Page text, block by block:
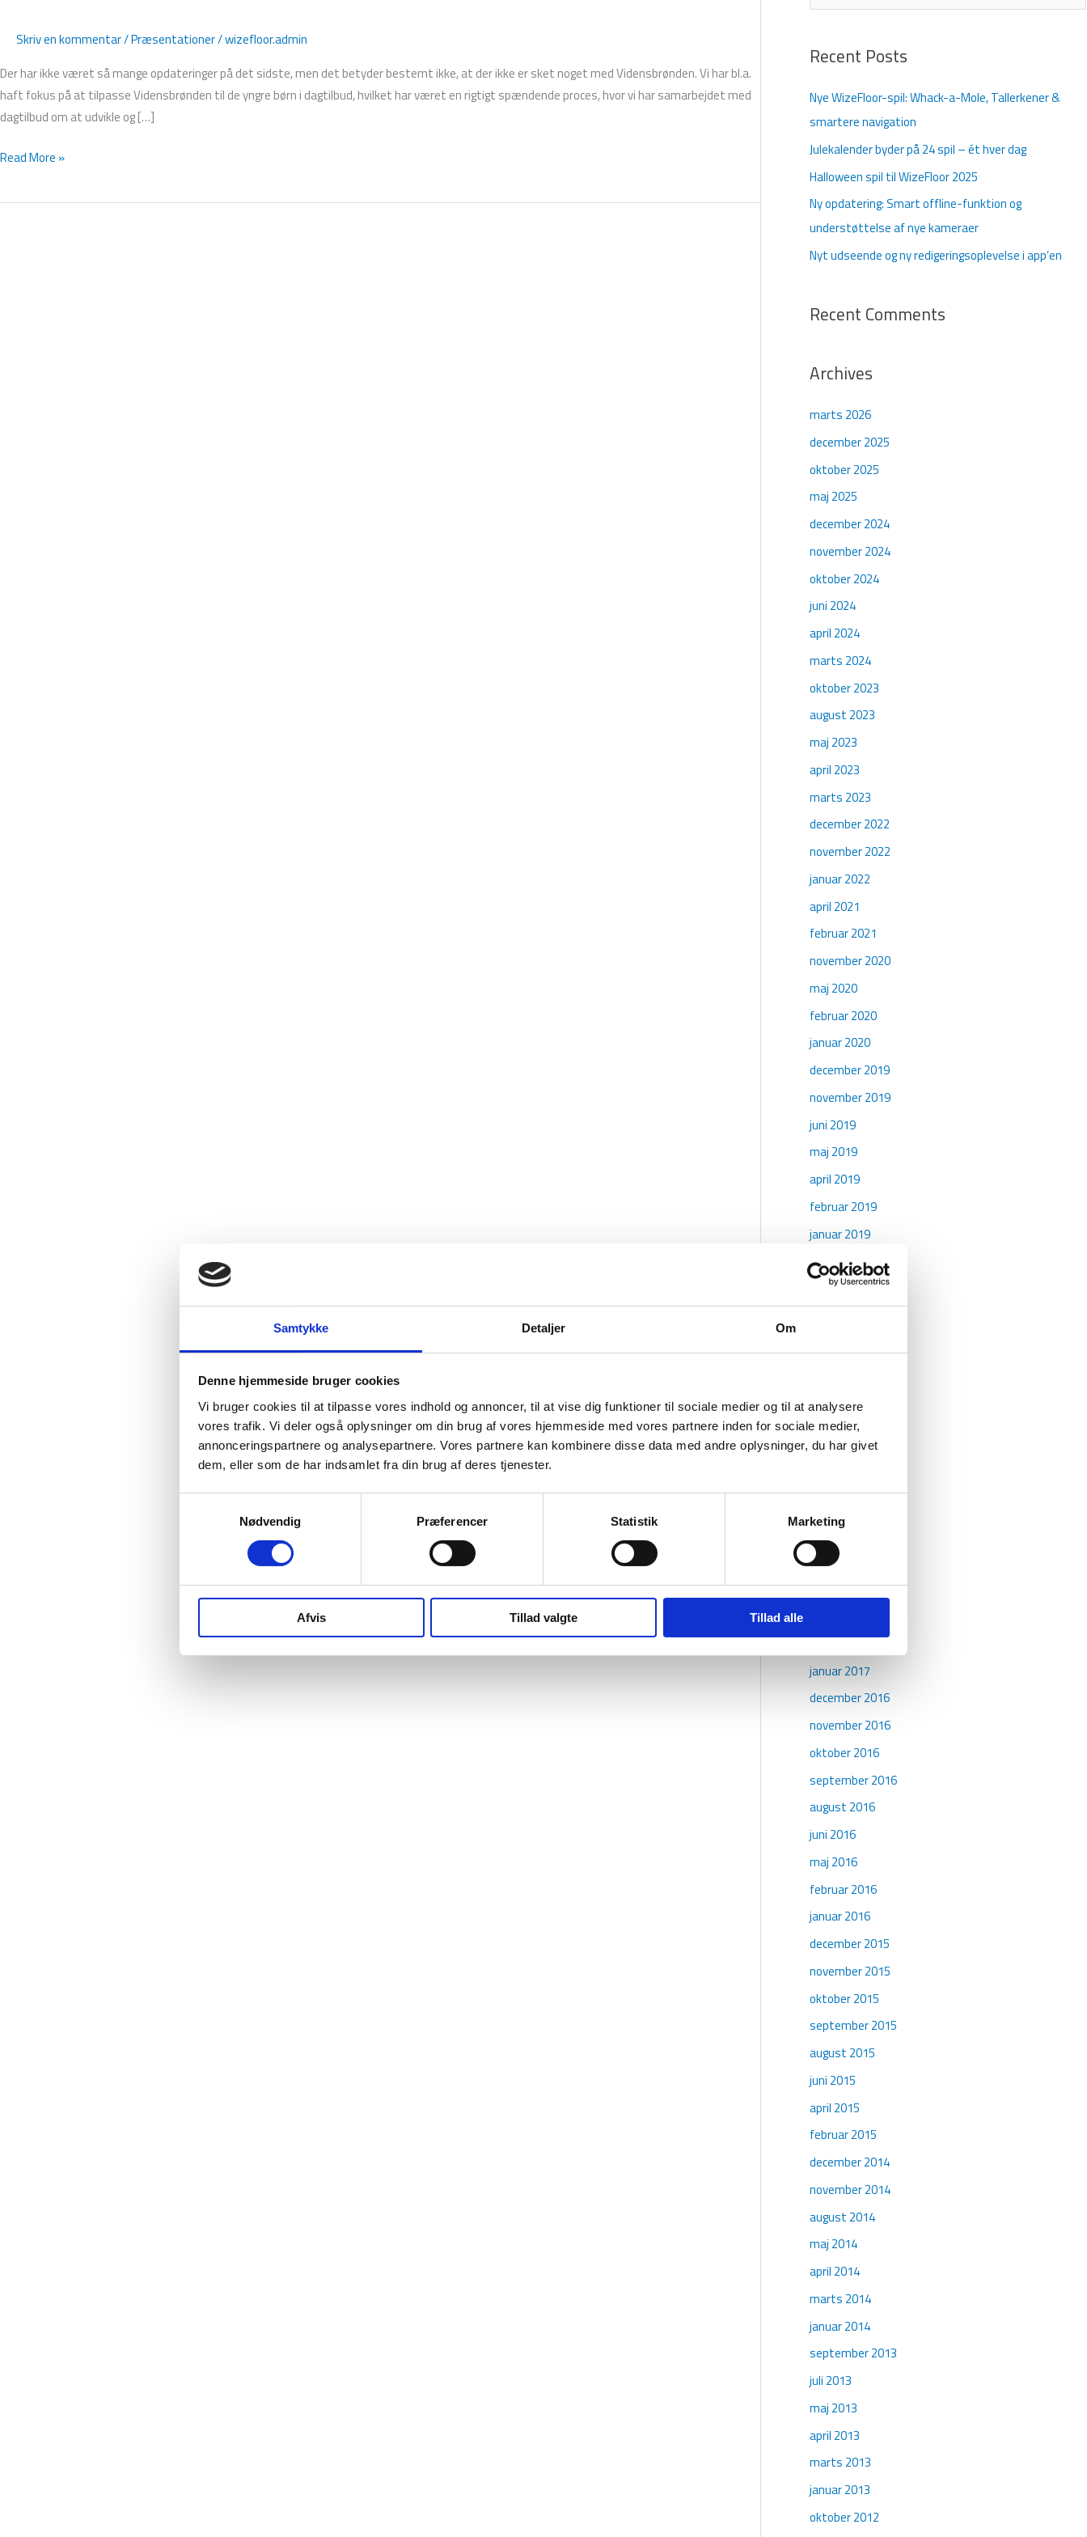
Samtykke Detaljer Om
Denne hjemmeside bruger cookies
Vi bruger cookies til at tilpasse vores indhold og annoncer, til at vise dig funktioner til sociale medier og til at analysere
vores trafik. Vi deler også oplysninger om din brug af vores hjemmeside med vores partnere inden for sociale medier,
annonceringspartnere og analysepartnere. Vores partnere kan kombinere disse data med andre oplysninger, du har givet
dem, eller som de har indsamlet fra din brug af deres tjenester.
Nødvendig
Præferencer Statistik Marketing
Afvis Tillad valgte Tillad alle
Skriv en kommentar/Præsentationer/wizefloor.admin
Der har ikke været så mange opdateringer på det sidste, men det betyder bestemt ikke, at der ikke er sket noget med Vidensbrønden. Vi har bl.a.
haft fokus på at tilpasse Vidensbrønden til de yngre børn i dagtilbud, hvilket har været en rigtigt spændende proces, hvor vi har samarbejdet med
dagtilbud om at udvikle og […]
Read More »
ø
e
f
:
Recent Posts
Nye WizeFloor-spil: Whack-a-Mole, Tallerkener &
smartere navigation
Julekalender byder på 24 spil – ét hver dag
Halloween spil til WizeFloor 2025
Ny opdatering: Smart offline-funktion og
understøttelse af nye kameraer
Nyt udseende og ny redigeringsoplevelse i app’en
Recent Comments
Archives
marts 2026
december 2025
oktober 2025
maj 2025
december 2024
november 2024
oktober 2024
juni 2024
april 2024
marts 2024
oktober 2023
august 2023
maj 2023
april 2023
marts 2023
december 2022
november 2022
januar 2022
april 2021
februar 2021
november 2020
maj 2020
februar 2020
januar 2020
december 2019
november 2019
juni 2019
maj 2019
april 2019
februar 2019
januar 2019
oktober 2018
maj 2018
december 2017
november 2017
september 2017
juni 2017
maj 2017
april 2017
februar 2017
januar 2017
december 2016
november 2016
oktober 2016
september 2016
august 2016
juni 2016
maj 2016
februar 2016
januar 2016
december 2015
november 2015
oktober 2015
september 2015
august 2015
juni 2015
april 2015
februar 2015
december 2014
november 2014
august 2014
maj 2014
april 2014
marts 2014
januar 2014
september 2013
juli 2013
maj 2013
april 2013
marts 2013
januar 2013
oktober 2012